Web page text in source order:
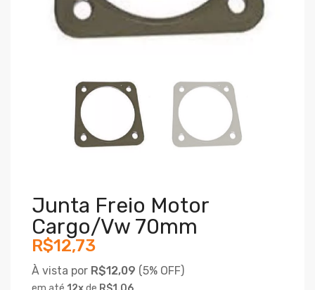
Junta Freio Motor
Cargo/vw 70mm
R$12,73
À vista por R$12,09 (5% OFF)